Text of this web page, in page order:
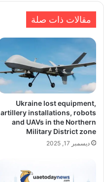
مقالات ذات صلة
Ukraine lost equipment,
artillery installations, robots
and UAVs in the Northern
Military District zone
ديسمبر 17, 2025